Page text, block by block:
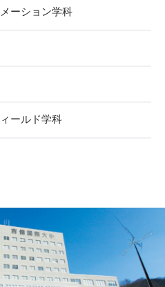
ーション学科
ールド学科